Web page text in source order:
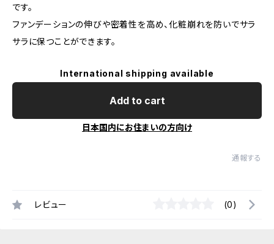
です。
ファンデーションの伸びや密着性を高め、化粧崩れを防いでサラ
サラに保つことができます。
International shipping available
Add to cart
日本国内にお住まいの方向け
通報する
レビュー (0)